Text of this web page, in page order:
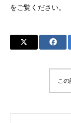
をご覧ください。
こ